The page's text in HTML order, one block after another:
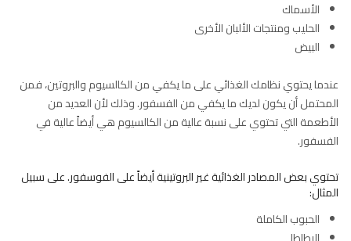
الأسماك
الحليب ومنتجات الألبان الأخرى
البيض
عندما يحتوي نظامك الغذائي على ما يكفي من الكالسيوم والبروتين، فمن
المحتمل أن يكون لديك ما يكفي من الفسفور. وذلك لأن العديد من
الأطعمة التي تحتوي على نسبة عالية من الكالسيوم هي أيضاً عالية في
الفسفور.
تحتوي بعض المصادر الغذائية غير البروتينية أيضاً على الفوسفور. على سبيل
المثال:
الحبوب الكاملة